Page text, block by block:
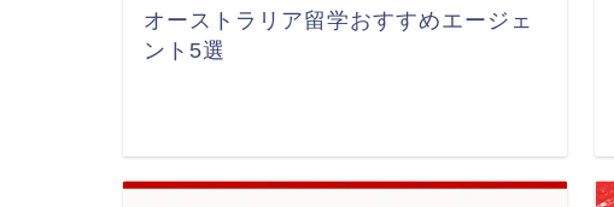
オーストラリア留学おすすめエージェ
ント5選